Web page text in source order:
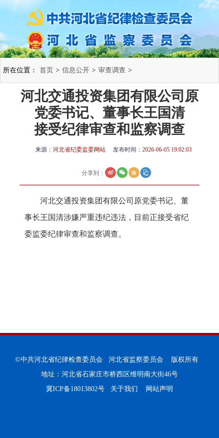
所在位置： 首页 > 信息公开 > 审查调查 >
河北交通投资集团有限公司原
党委书记、董事长王国清
接受纪律审查和监察调查
来源： 河北省纪委监委网站 发布时间： 2026-06-05 19:02:03
分享到：
河北交通投资集团有限公司原党委书记、董
事长王国清涉嫌严重违纪违法，目前正接受省纪
委监委纪律审查和监察调查。
©中共河北省纪律检查委员会 河北省监察委员会 版权所有
地址：河北省石家庄市桥西区维明南大街46号
冀ICP备18013802号
关于我们 网站声明